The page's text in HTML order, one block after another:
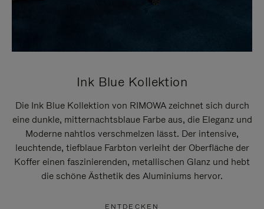
Ink Blue Kollektion
Die Ink Blue Kollektion von RIMOWA zeichnet sich durch
eine dunkle, mitternachtsblaue Farbe aus, die Eleganz und
Moderne nahtlos verschmelzen lässt. Der intensive,
leuchtende, tiefblaue Farbton verleiht der Oberfläche der
Koffer einen faszinierenden, metallischen Glanz und hebt
die schöne Ästhetik des Aluminiums hervor.
ENTDECKEN